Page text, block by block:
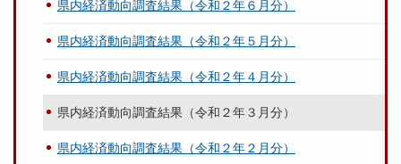
県内経済動向調査結果（令和２年６月分）
県内経済動向調査結果（令和２年５月分）
県内経済動向調査結果（令和２年４月分）
県内経済動向調査結果（令和２年３月分）
県内経済動向調査結果（令和２年２月分）